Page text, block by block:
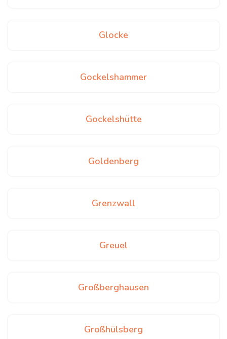
Glocke
Gockelshammer
Gockelshütte
Goldenberg
Grenzwall
Greuel
Großberghausen
Großhülsberg